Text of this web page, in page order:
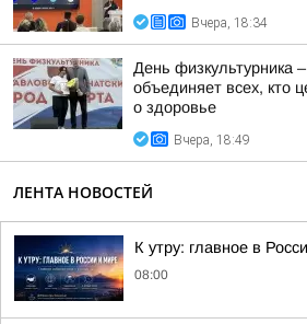
Вчера, 18:34
День физкультурника
объединяет всех, кто
о здоровье
Вчера, 18:49
ЛЕНТА НОВОСТЕЙ
К утру: главное в
08:00